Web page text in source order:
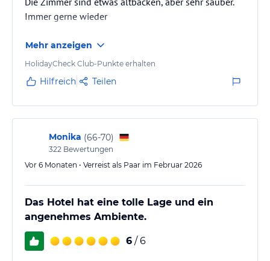
Immer gerne wieder
Mehr anzeigen
HolidayCheck Club-Punkte erhalten
Hilfreich Teilen
Monika (66-70)
322 Bewertungen
Vor 6 Monaten • Verreist als Paar im Februar 2026
Das Hotel hat eine tolle Lage und ein
angenehmes Ambiente.
6 / 6